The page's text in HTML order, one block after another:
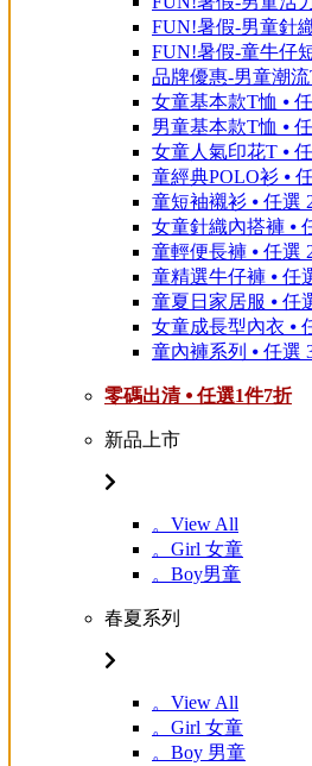
FUN!暑假-男童針
FUN!暑假-童牛仔
品牌優惠-男童潮流
女童基本款T恤 ⦁
男童基本款T恤 ⦁
女童人氣印花T ⦁
童經典POLO衫 ⦁
童短袖襯衫 ⦁ 任選
女童針織內搭褲 ⦁
童輕便長褲 ⦁ 任選
童精選牛仔褲 ⦁ 任
童夏日家居服 ⦁ 任
女童成長型內衣 ⦁
童內褲系列 ⦁ 任選
零碼出清 ⦁ 任選1件7折
新品上市
。View All
。Girl 女童
。Boy男童
春夏系列
。View All
。Girl 女童
。Boy 男童